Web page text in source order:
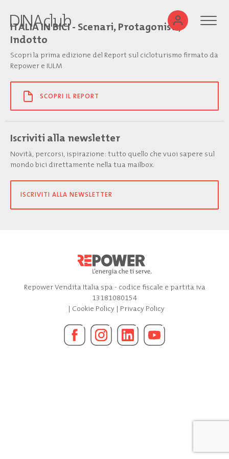
ITALIA IN BICI - Scenari, Protagonisti,
Indotto
Scopri la prima edizione del Report sul cicloturismo firmato da
Repower e IULM
SCOPRI IL REPORT
Iscriviti alla newsletter
Novità, percorsi, ispirazione: tutto quello che vuoi sapere sul
mondo bici direttamente nella tua mailbox.
ISCRIVITI ALLA NEWSLETTER
Repower Vendita Italia spa - codice fiscale e partita iva
13181080154
| Cookie Policy| Privacy Policy